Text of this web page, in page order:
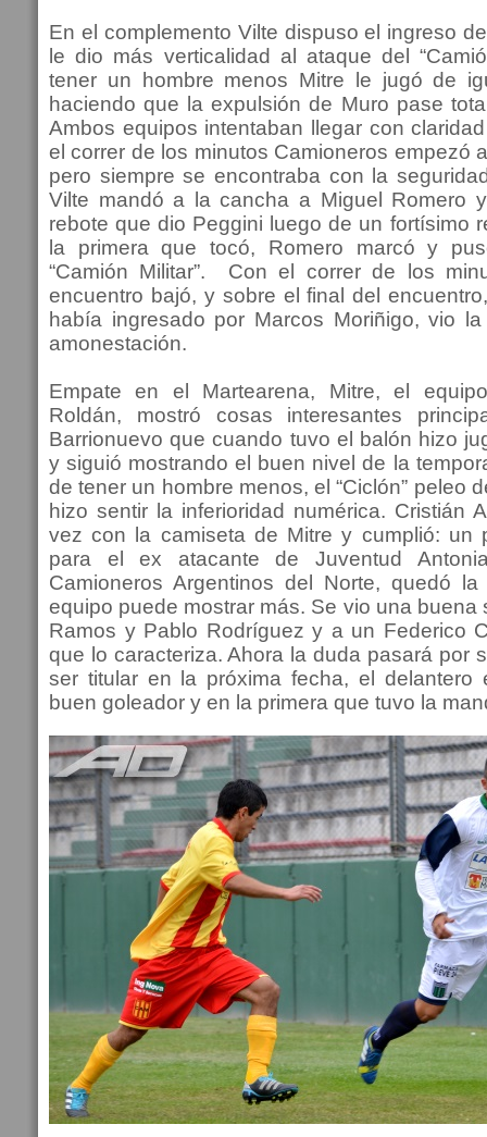
En el complemento Vilte dispuso el ingreso
le dio más verticalidad al ataque del
tener un hombre menos Mitre le jugó de
haciendo que la expulsión de Muro pase
Ambos equipos intentaban llegar con
el correr de los minutos Camioneros empezó
pero siempre se encontraba con la
Vilte mandó a la cancha a Miguel Romero
rebote que dio Peggini luego de un fortísimo
la primera que tocó, Romero marcó y
“Camión Militar”. Con el correr de los
encuentro bajó, y sobre el final del
había ingresado por Marcos Moriñigo, vio
amonestación.
Empate en el Martearena, Mitre, el
Roldán, mostró cosas interesantes
Barrionuevo que cuando tuvo el balón hizo
y siguió mostrando el buen nivel de la
de tener un hombre menos, el “Ciclón” peleo
hizo sentir la inferioridad numérica. Cristián
vez con la camiseta de Mitre y cumplió: un
para el ex atacante de Juventud
Camioneros Argentinos del Norte, quedó
equipo puede mostrar más. Se vio una buena
Ramos y Pablo Rodríguez y a un Federico
que lo caracteriza. Ahora la duda pasará por
ser titular en la próxima fecha, el delantero
buen goleador y en la primera que tuvo la